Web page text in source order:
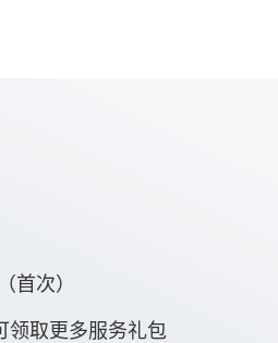
首次）
领取更多服务礼包